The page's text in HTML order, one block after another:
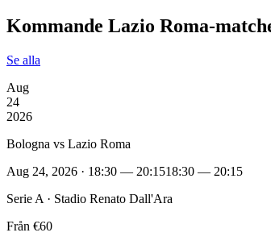
Kommande Lazio
Se alla
Aug
24
2026
Bologna vs Lazio Roma
Aug 24, 2026 · 18:30 — 20:1518:30 — 20:15
Serie A · Stadio Renato Dall'Ara
Från €60